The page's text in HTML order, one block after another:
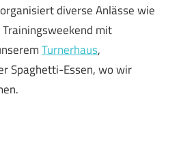
diverse Anlässe wie
mit
Turnerhaus,
Spaghetti-Essen, wo wir